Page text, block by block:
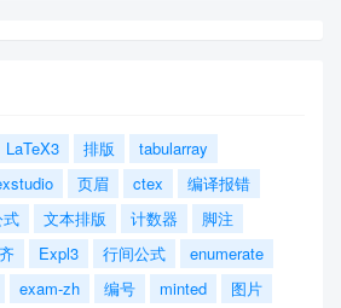
LaTeX3 排版
tabularray
页眉 ctex
编译报错
文本排版 计数器
脚注
Expl3 行间公式
enumerate
exam-zh 编号 minted
图片